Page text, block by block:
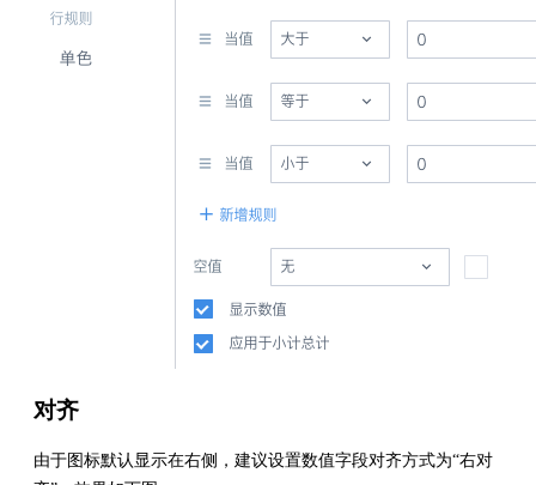
对齐
由于图标默认显示在右侧，建议设置数值字段对齐方式为“右对